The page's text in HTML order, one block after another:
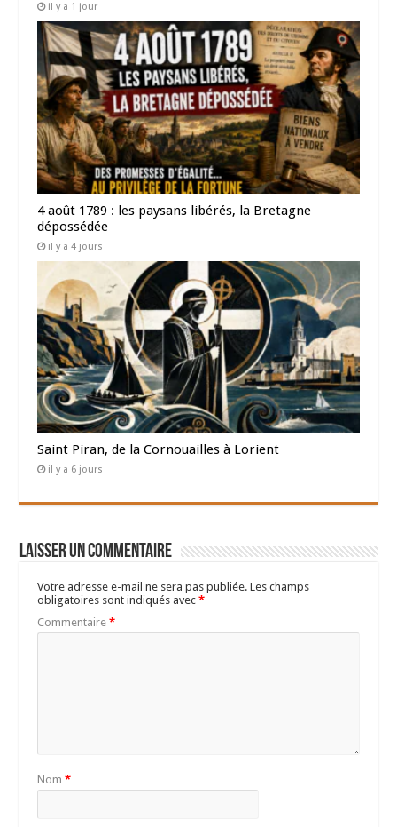
il y a 1 jour
4 août 1789 : les paysans libérés, la Bretagne
dépossédée
il y a 4 jours
Saint Piran, de la Cornouailles à Lorient
il y a 6 jours
Laisser un commentaire
Votre adresse e-mail ne sera pas publiée. Les champs
obligatoires sont indiqués avec*
Commentaire*
Nom*